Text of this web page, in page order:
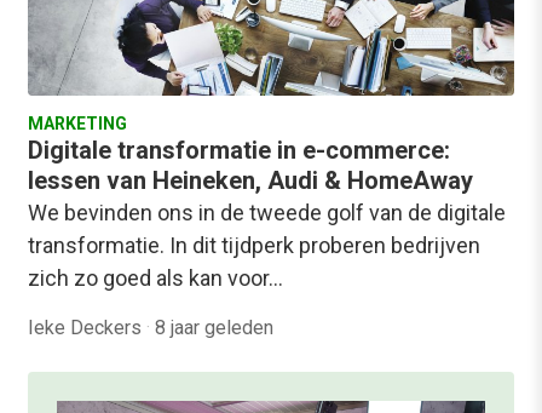
MARKETING
Digitale transformatie in e-commerce:
lessen van Heineken, Audi & HomeAway
We bevinden ons in de tweede golf van de digitale
transformatie. In dit tijdperk proberen bedrijven
zich zo goed als kan voor…
Ieke Deckers · 8 jaar geleden